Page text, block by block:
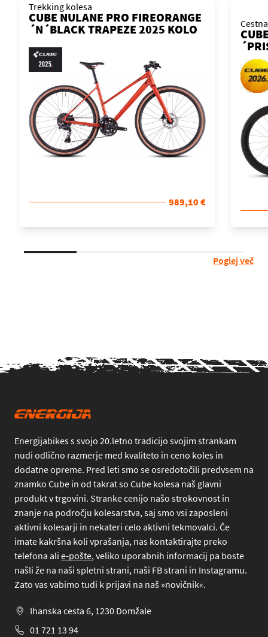
Trekking kolesa
CUBE NULANE PRO FIREORANGE
´N´BLACK TRAPEZE 2025 KOLO
989,10 €
Poglej več
Energijabikes s svojo 20.letno tradicijo svojim strankam
nudi odlično razmerje med kvaliteto in ceno koles in
dodatne opreme. Pred leti smo se osredotočili predvsem na
znamko Cube in od takrat so Cube kolesa naš glavni
produkt v trgovini. Stranke cenijo našo strokovnost in
znanje na področju kolesarstva, saj smo vsi zaposleni
aktivni kolesarji in nekateri celo aktivni tekmovalci. Če
imate kakršna koli vprašanja, nas kontaktirajte preko
telefona ali e-pošte, veliko uporabnih informacij pa boste
našli že na naši spletni strani, naši FB strani in Instagramu.
Zato vas vabimo tudi k prijavi na naš »novičnik«.
Ihanska cesta 6, 1230 Domžale
01 721 13 94